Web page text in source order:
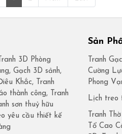
3D Phòng
Gạch 3D sảnh,
Khắc, Tranh
thành công, Tranh
sơn thuỷ hữu
yêu cầu thiết kế
Sản
Tranh
Cường
Phong
Lịch treo
Tranh
Tổ Cao